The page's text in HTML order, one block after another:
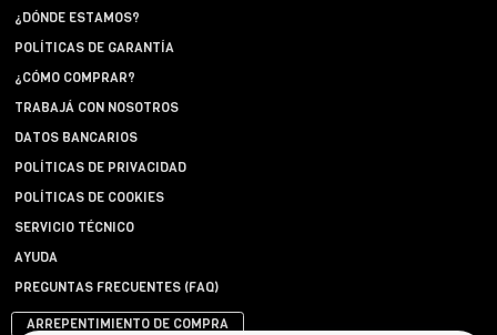
¿DÓNDE ESTAMOS?
POLÍTICAS DE GARANTÍA
¿CÓMO COMPRAR?
TRABAJÁ CON NOSOTROS
DATOS BANCARIOS
POLÍTICAS DE PRIVACIDAD
POLÍTICAS DE COOKIES
SERVICIO TÉCNICO
AYUDA
PREGUNTAS FRECUENTES (FAQ)
ARREPENTIMIENTO DE COMPRA